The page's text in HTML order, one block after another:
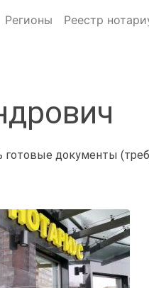
Регионы Реестр
готовые документы